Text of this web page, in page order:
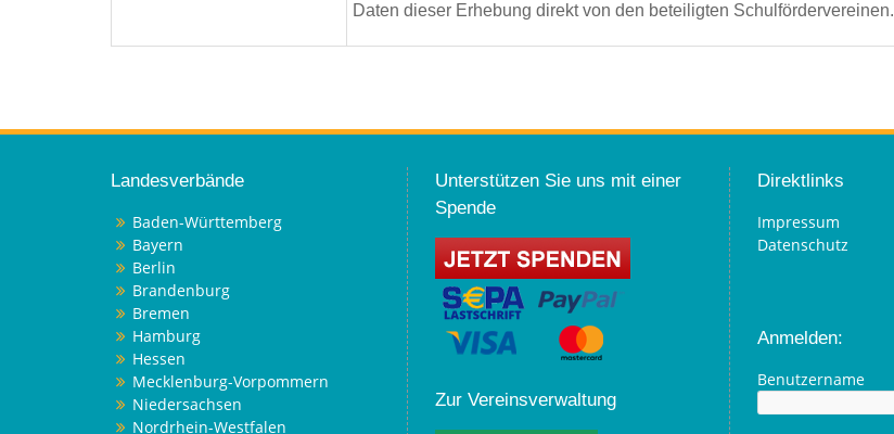
Daten dieser Erhebung direkt von den beteiligten Schulfördervereinen.
Landesverbände
Baden-Württemberg
Bayern
Berlin
Brandenburg
Bremen
Hamburg
Hessen
Mecklenburg-Vorpommern
Niedersachsen
Nordrhein-Westfalen
Unterstützen Sie uns mit einer
Spende
Zur Vereinsverwaltung
Direktlinks
Impressum
Datenschutz
Anmelden:
Benutzername